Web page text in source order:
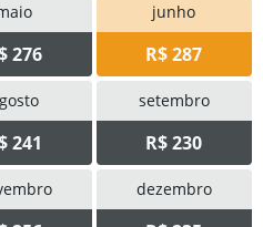
276
junho
R$ 287
241
setembro
R$ 230
dezembro